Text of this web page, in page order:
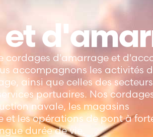
et
cordages d'amarrage et
accompagnons les activités
ainsi que celles des
portuaires. Nos
navale, les magasins
les opérations de pont à
durée de vie.